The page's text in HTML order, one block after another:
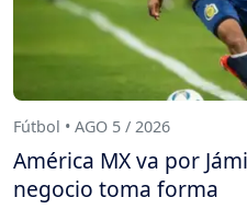
Fútbol • AGO 5 / 2026
América MX va por
negocio toma forma